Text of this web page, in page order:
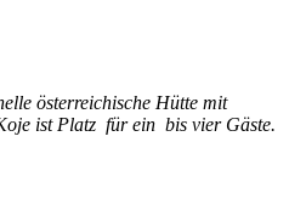
österreichische Hütte mit
ist Platz für ein bis vier Gäste.